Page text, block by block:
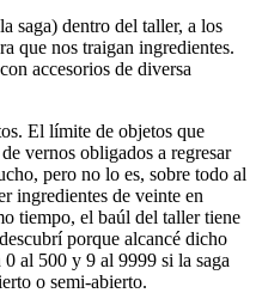
saga) dentro del taller, a los
que nos traigan ingredientes.
accesorios de diversa
El límite de objetos que
vernos obligados a regresar
pero no lo es, sobre todo al
ingredientes de veinte en
tiempo, el baúl del taller tiene
porque alcancé dicho
al 500 y 9 al 9999 si la saga
o semi-abierto.